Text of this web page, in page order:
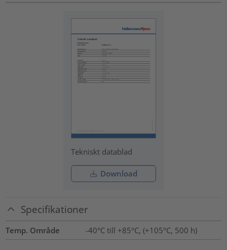
Tekniskt datablad
Download
Specifikationer
Temp. Område -40°C till +85°C, (+105°C, 500 h)